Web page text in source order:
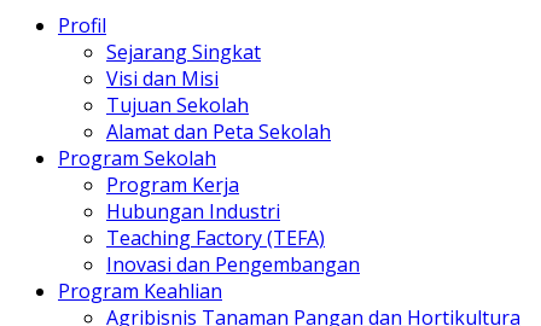
Profil
Sejarang Singkat
Visi dan Misi
Tujuan Sekolah
Alamat dan Peta Sekolah
Program Sekolah
Program Kerja
Hubungan Industri
Teaching Factory (TEFA)
Inovasi dan Pengembangan
Program Keahlian
Agribisnis Tanaman Pangan dan Hortikultura